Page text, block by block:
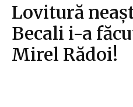
Lovitură
Becali i-a
Mirel Rădoi!